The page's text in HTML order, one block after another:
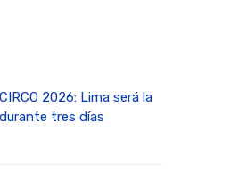
2026: Lima será la
tres días